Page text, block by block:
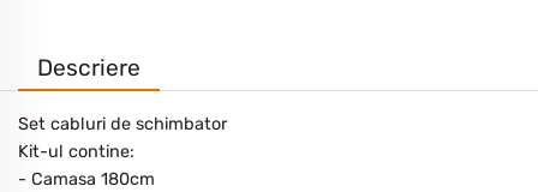
Descriere
Set cabluri de schimbator
Kit-ul contine:
- Camasa 180cm